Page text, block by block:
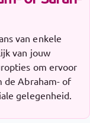
van enkele
van jouw
om ervoor
de Abraham- of
gelegenheid.